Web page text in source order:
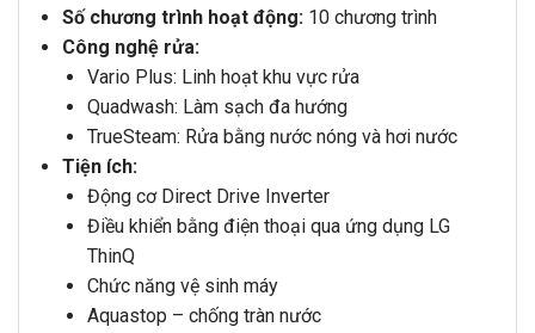
Số chương trình hoạt động:10 chương trình
Công nghệ rửa:
Vario Plus: Linh hoạt khu vực rửa
Quadwash: Làm sạch đa hướng
TrueSteam: Rửa bằng nước nóng và hơi nước
Tiện ích:
Động cơ Direct Drive Inverter
Điều khiển bằng điện thoại qua ứng dụng LG
ThinQ
Chức năng vệ sinh máy
Aquastop – chống tràn nước